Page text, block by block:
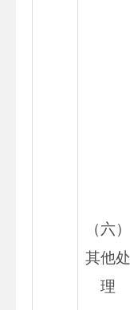
（六）
其他处
理